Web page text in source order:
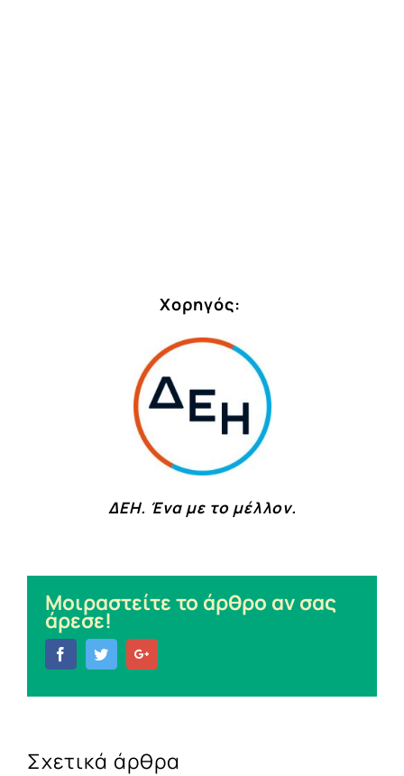
Χορηγός:
ΔΕΗ. Ένα με το μέλλον.
Μοιραστείτε το άρθρο αν σας
άρεσε!
FacebookTwitter
Σχετικά άρθρα